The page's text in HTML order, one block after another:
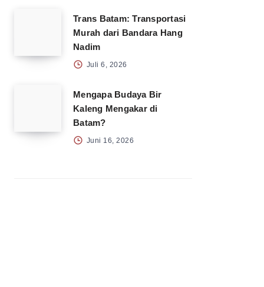
Trans Batam: Transportasi
Murah dari Bandara Hang
Nadim
Juli 6, 2026
Mengapa Budaya Bir
Kaleng Mengakar di
Batam?
Juni 16, 2026